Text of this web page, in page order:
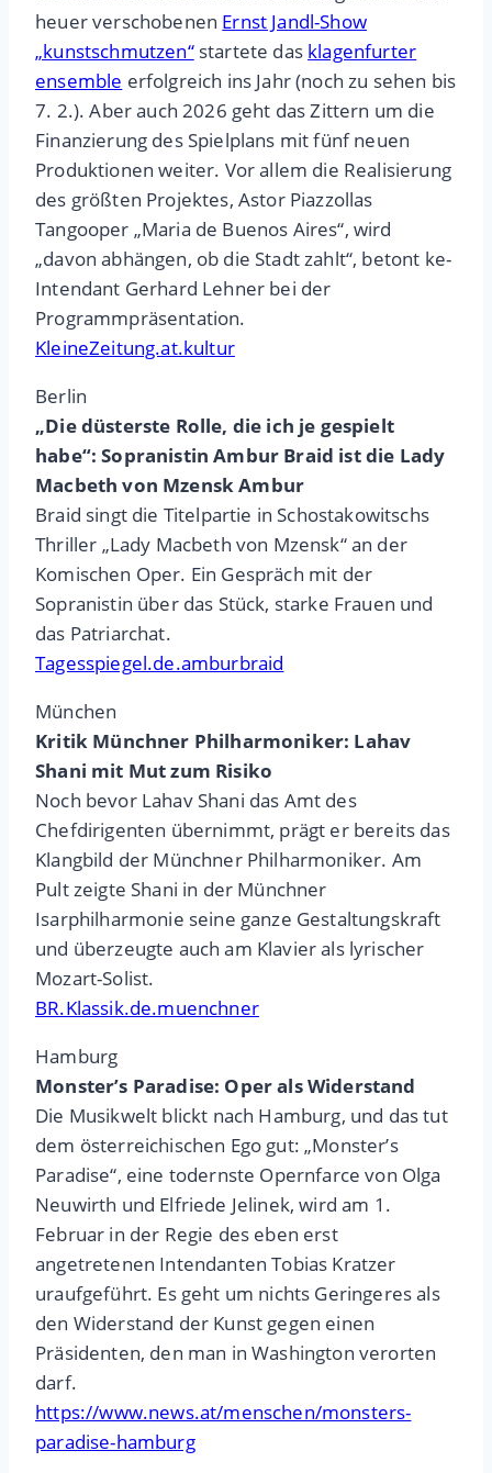
heuer verschobenen Ernst Jandl-Show
„kunstschmutzen“startete das klagenfurter
ensemble erfolgreich ins Jahr (noch zu sehen bis
7. 2.). Aber auch 2026 geht das Zittern um die
Finanzierung des Spielplans mit fünf neuen
Produktionen weiter. Vor allem die Realisierung
des größten Projektes, Astor Piazzollas
Tangooper „Maria de Buenos Aires“, wird
„davon abhängen, ob die Stadt zahlt“, betont ke-
Intendant Gerhard Lehner bei der
Programmpräsentation.
KleineZeitung.at.kultur
Berlin
„Die düsterste Rolle, die ich je gespielt
habe“: Sopranistin Ambur Braid ist die Lady
Macbeth von Mzensk Ambur
Braid singt die Titelpartie in Schostakowitschs
Thriller „Lady Macbeth von Mzensk“ an der
Komischen Oper. Ein Gespräch mit der
Sopranistin über das Stück, starke Frauen und
das Patriarchat.
Tagesspiegel.de.amburbraid
München
Kritik Münchner Philharmoniker: Lahav
Shani mit Mut zum Risiko
Noch bevor Lahav Shani das Amt des
Chefdirigenten übernimmt, prägt er bereits das
Klangbild der Münchner Philharmoniker. Am
Pult zeigte Shani in der Münchner
Isarphilharmonie seine ganze Gestaltungskraft
und überzeugte auch am Klavier als lyrischer
Mozart-Solist.
BR.Klassik.de.muenchner
Hamburg
Monster’s Paradise: Oper als Widerstand
Die Musikwelt blickt nach Hamburg, und das tut
dem österreichischen Ego gut: „Monster’s
Paradise“, eine todernste Opernfarce von Olga
Neuwirth und Elfriede Jelinek, wird am 1.
Februar in der Regie des eben erst
angetretenen Intendanten Tobias Kratzer
uraufgeführt. Es geht um nichts Geringeres als
den Widerstand der Kunst gegen einen
Präsidenten, den man in Washington verorten
darf.
https://www.news.at/menschen/monsters-
paradise-hamburg